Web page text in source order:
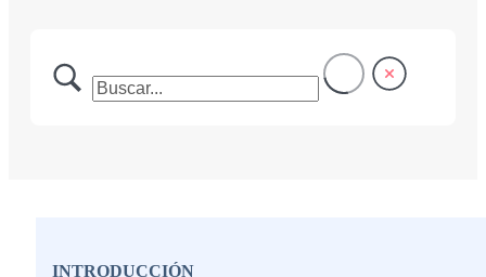
INTRODUCCIÓN